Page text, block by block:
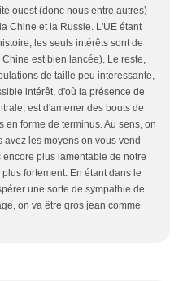
ouest (donc nous entre autres)
Chine et la Russie. L'UE étant
les seuls intérêts sont de
est bien lancée). Le reste,
de taille peu intéressante,
intérêt, d'où la présence de
est d'amener des bouts de
en forme de terminus. Au sens, on
avez les moyens on vous vend
plus lamentable de notre
fortement. En étant dans le
une sorte de sympathie de
on va être gros jean comme